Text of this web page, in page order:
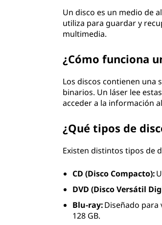
Un disco es un medio de
utiliza para guardar y
multimedia.
¿Cómo funciona
Los discos contienen una
binarios. Un láser lee
acceder a la información
¿Qué tipos de
Existen distintos tipos de
CD (Disco Compacto):
DVD (Disco Versátil
Blu-ray:Diseñado para
128 GB.